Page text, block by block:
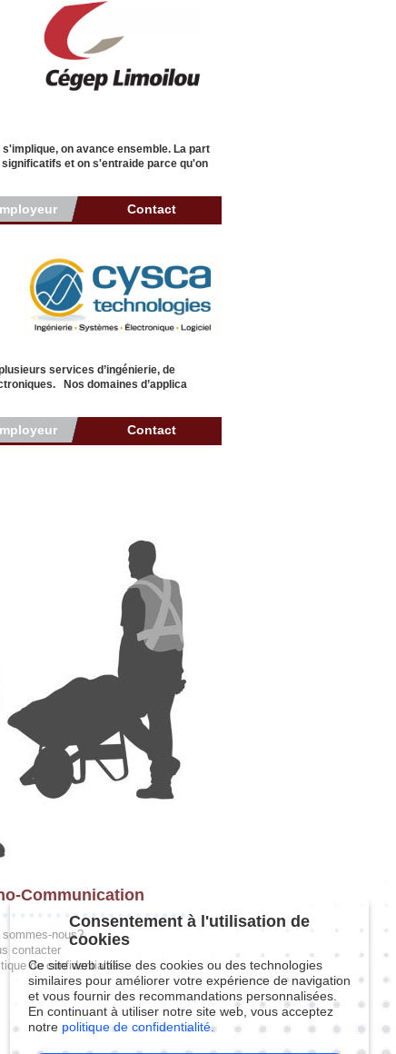
on avance ensemble. La part
et on s'entraide parce qu'on
Contact
services d’ingénierie, de
Nos domaines d’applica
Contact
Communication
sommes-nous?
contacter
de confidentialité
Consentement à l'utilisation de
cookies
Ce site web utilise des cookies ou des technologies
similaires pour améliorer votre expérience de navigation
et vous fournir des recommandations personnalisées.
En continuant à utiliser notre site web, vous acceptez
notre politique de confidentialité.